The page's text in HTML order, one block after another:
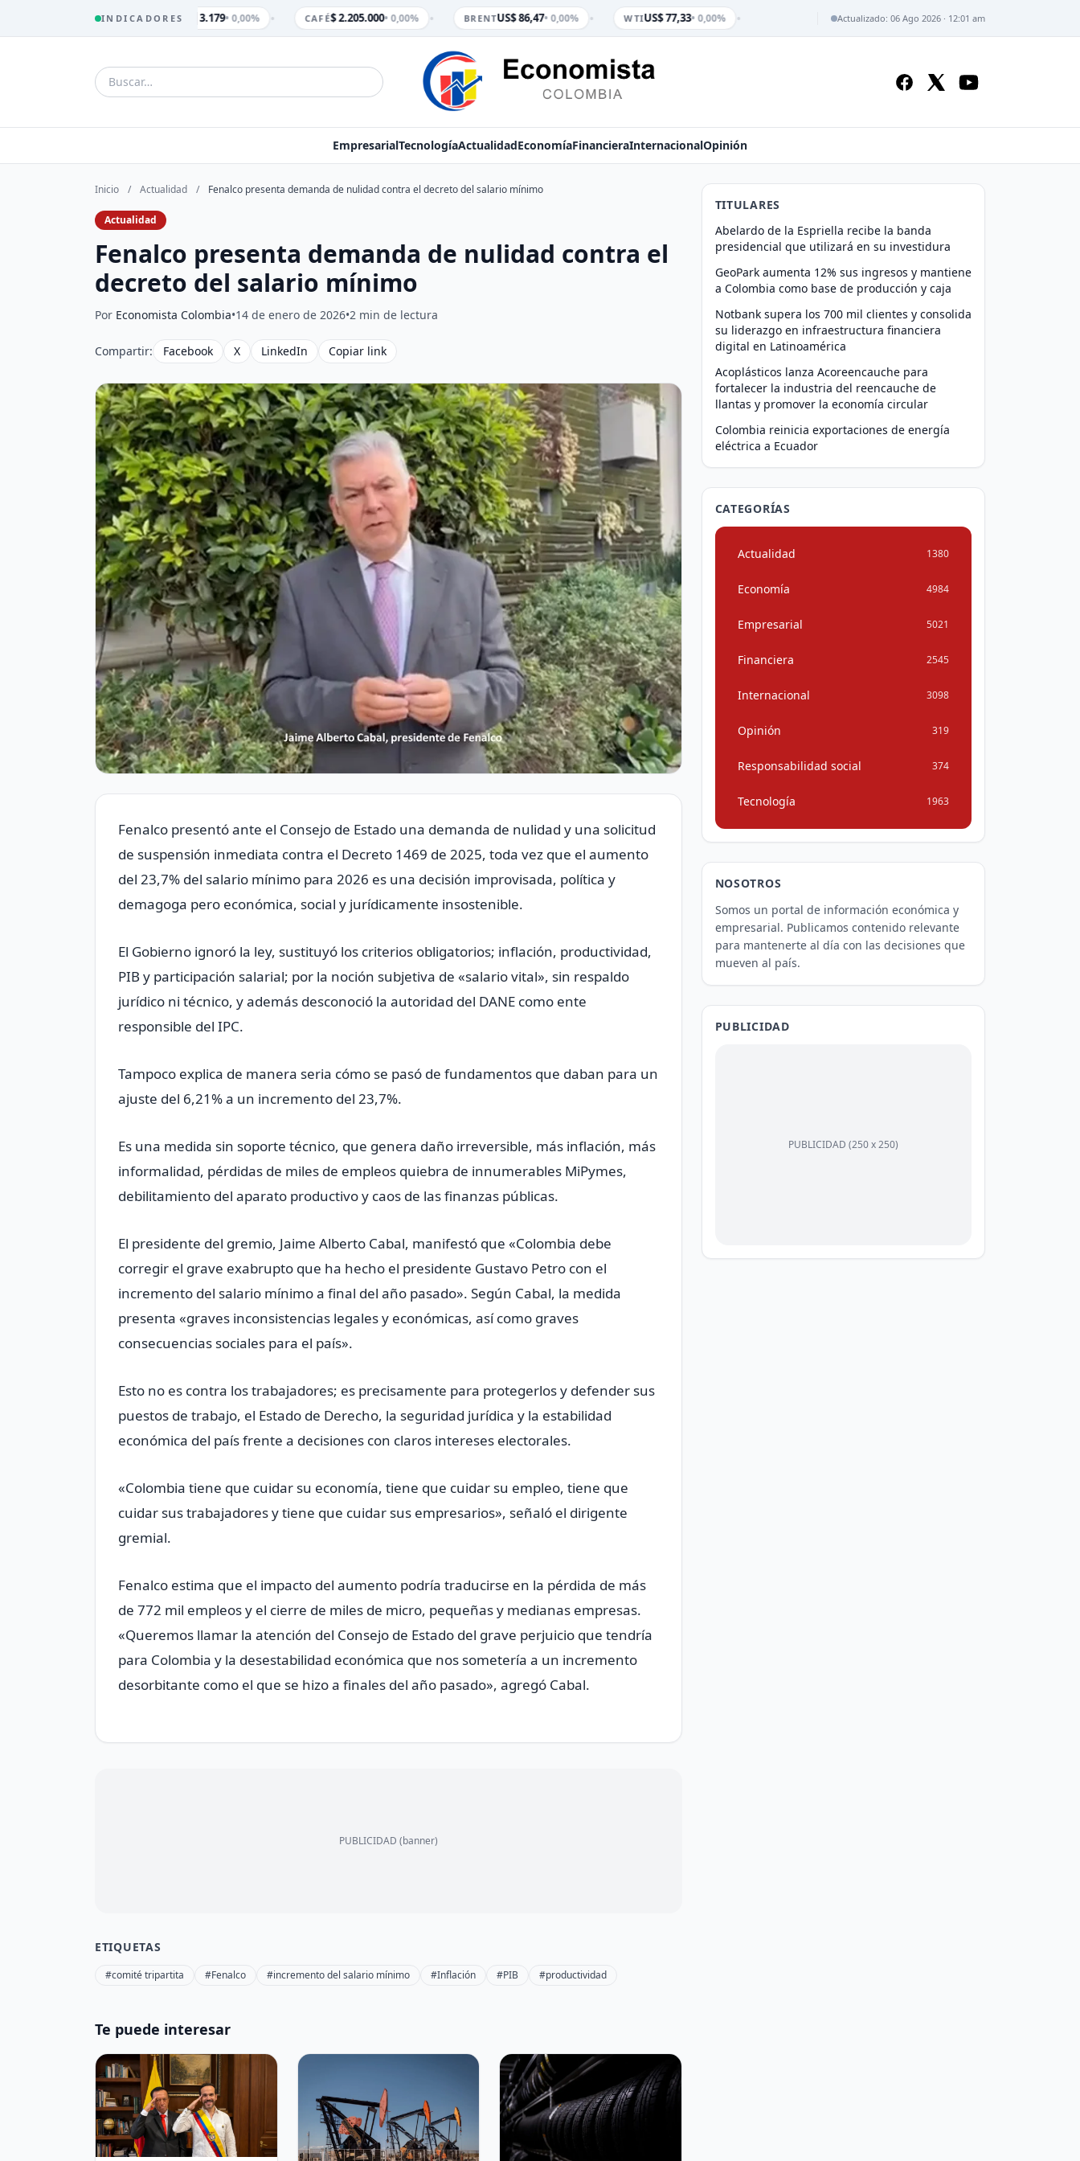
INDICADORES
TRM $ 3.179• 0,00% CAFÉ $ 2.205.000• 0,00% BRENTUS$ 86,47• 0,00% WTIUS$ 77,33• 0,00% Actualizado: 06 Ago 2026 · 12:01 am
EmpresarialTecnologíaActualidadEconomíaFinancieraInternacionalOpinión
Inicio / Actualidad / Fenalco presenta demanda de nulidad contra el decreto del salario mínimo
Actualidad
Fenalco presenta demanda de nulidad contra el
decreto del salario mínimo
Por Economista Colombia•14 de enero de 2026•2 min de lectura
Compartir: Facebook X LinkedIn Copiar link
Fenalco presentó ante el Consejo de Estado una demanda de nulidad y una solicitud
de suspensión inmediata contra el Decreto 1469 de 2025, toda vez que el aumento
del 23,7% del salario mínimo para 2026 es una decisión improvisada, política y
demagoga pero económica, social y jurídicamente insostenible.
El Gobierno ignoró la ley, sustituyó los criterios obligatorios; inflación, productividad,
PIB y participación salarial; por la noción subjetiva de «salario vital», sin respaldo
jurídico ni técnico, y además desconoció la autoridad del DANE como ente
responsible del IPC.
Tampoco explica de manera seria cómo se pasó de fundamentos que daban para un
ajuste del 6,21% a un incremento del 23,7%.
Es una medida sin soporte técnico, que genera daño irreversible, más inflación, más
informalidad, pérdidas de miles de empleos quiebra de innumerables MiPymes,
debilitamiento del aparato productivo y caos de las finanzas públicas.
El presidente del gremio, Jaime Alberto Cabal, manifestó que «Colombia debe
corregir el grave exabrupto que ha hecho el presidente Gustavo Petro con el
incremento del salario mínimo a final del año pasado». Según Cabal, la medida
presenta «graves inconsistencias legales y económicas, así como graves
consecuencias sociales para el país».
Esto no es contra los trabajadores; es precisamente para protegerlos y defender sus
puestos de trabajo, el Estado de Derecho, la seguridad jurídica y la estabilidad
económica del país frente a decisiones con claros intereses electorales.
«Colombia tiene que cuidar su economía, tiene que cuidar su empleo, tiene que
cuidar sus trabajadores y tiene que cuidar sus empresarios», señaló el dirigente
gremial.
Fenalco estima que el impacto del aumento podría traducirse en la pérdida de más
de 772 mil empleos y el cierre de miles de micro, pequeñas y medianas empresas.
«Queremos llamar la atención del Consejo de Estado del grave perjuicio que tendría
para Colombia y la desestabilidad económica que nos sometería a un incremento
desorbitante como el que se hizo a finales del año pasado», agregó Cabal.
PUBLICIDAD (banner)
ETIQUETAS
#comité tripartita #Fenalco #incremento del salario mínimo #Inflación #PIB #productividad
Te puede interesar
TITULARES
Abelardo de la Espriella recibe la banda
presidencial que utilizará en su investidura
GeoPark aumenta 12% sus ingresos y mantiene
a Colombia como base de producción y caja
Notbank supera los 700 mil clientes y consolida
su liderazgo en infraestructura financiera
digital en Latinoamérica
Acoplásticos lanza Acoreencauche para
fortalecer la industria del reencauche de
llantas y promover la economía circular
Colombia reinicia exportaciones de energía
eléctrica a Ecuador
CATEGORÍAS
Actualidad 1380
Economía 4984
Empresarial 5021
Financiera 2545
Internacional 3098
Opinión 319
Responsabilidad social 374
Tecnología 1963
NOSOTROS
Somos un portal de información económica y
empresarial. Publicamos contenido relevante
para mantenerte al día con las decisiones que
mueven al país.
PUBLICIDAD
PUBLICIDAD (250 x 250)